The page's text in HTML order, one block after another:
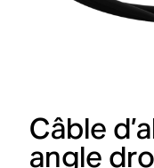
Câble
angle